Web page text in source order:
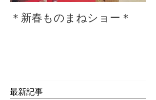
＊新春ものまねショー＊
最新記事